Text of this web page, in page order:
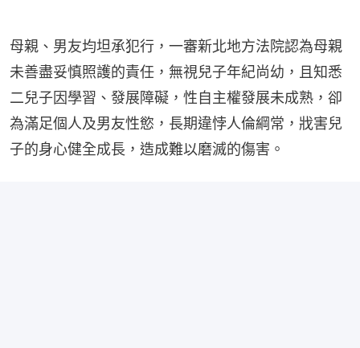
母親、男友均坦承犯行，一審新北地方法院認為母親
未善盡妥慎照護的責任，無視兒子年紀尚幼，且知悉
二兒子因學習、發展障礙，性自主權發展未成熟，卻
為滿足個人及男友性慾，長期違悖人倫綱常，戕害兒
子的身心健全成長，造成難以磨滅的傷害。